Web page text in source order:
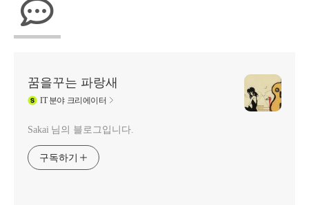
꿈을꾸는 파랑새
IT분야 크리에이터
Sakai 님의 블로그입니다.
구독하기